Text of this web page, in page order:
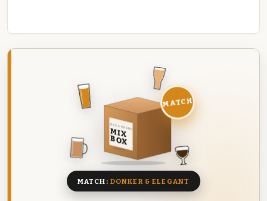
DEZE MAAND
MIX
BOX
8 BIEREN
MATCH
MATCH: DONKER & ELEGANT